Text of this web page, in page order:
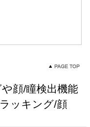
顔/瞳検出機能
ッキング/顔